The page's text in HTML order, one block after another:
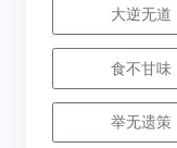
大逆无道
食不甘味
举无遗策